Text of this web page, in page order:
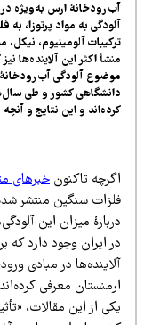
رودخانۀ ارس به‌ویژه در
به مواد پرتوزا، به فلزات
اکثر این آلاینده‌ها نیز
و این نتایج و آنچه
تاکنونخبرهای متعدد
سنگین منتشر شده
میزان این آلودگی‌ها
ایران وجود دارد که
در مبادی ورودی آب
معرفی کرده‌اند.
از این مقالات،